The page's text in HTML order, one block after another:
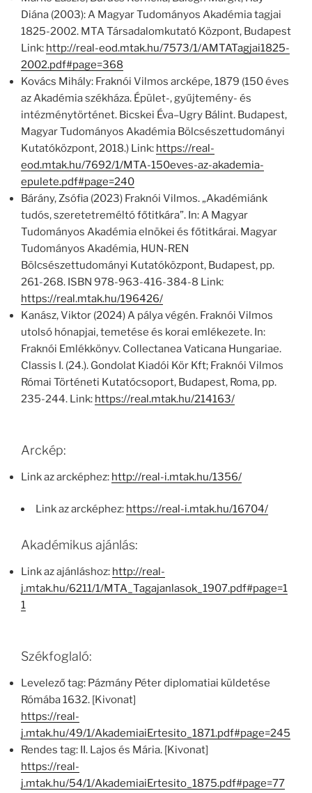
Diána (2003): A Magyar Tudományos Akadémia tagjai
1825-2002. MTA Társadalomkutató Központ, Budapest
Link: http://real-eod.mtak.hu/7573/1/AMTATagjai1825-
2002.pdf#page=368
Kovács Mihály: Fraknói Vilmos arcképe, 1879 (150 éves
az Akadémia székháza. Épület-, gyűjtemény- és
intézménytörténet. Bicskei Éva–Ugry Bálint. Budapest,
Magyar Tudományos Akadémia Bölcsészettudományi
Kutatóközpont, 2018.) Link: https://real-
eod.mtak.hu/7692/1/MTA-150eves-az-akademia-
epulete.pdf#page=240
Bárány, Zsófia (2023) Fraknói Vilmos. „Akadémiánk
tudós, szeretetreméltó főtitkára”. In: A Magyar
Tudományos Akadémia elnökei és főtitkárai. Magyar
Tudományos Akadémia, HUN-REN
Bölcsészettudományi Kutatóközpont, Budapest, pp.
261-268. ISBN 978-963-416-384-8 Link:
https://real.mtak.hu/196426/
Kanász, Viktor (2024) A pálya végén. Fraknói Vilmos
utolsó hónapjai, temetése és korai emlékezete. In:
Fraknói Emlékkönyv. Collectanea Vaticana Hungariae.
Classis I. (24.). Gondolat Kiadói Kör Kft; Fraknói Vilmos
Római Történeti Kutatócsoport, Budapest, Roma, pp.
235-244. Link: https://real.mtak.hu/214163/
Arckép:
Link az arcképhez: http://real-i.mtak.hu/1356/
Link az arcképhez: https://real-i.mtak.hu/16704/
Akadémikus ajánlás:
Link az ajánláshoz: http://real-
j.mtak.hu/6211/1/MTA_Tagajanlasok_1907.pdf#page=1
1
Székfoglaló:
Levelező tag: Pázmány Péter diplomatiai küldetése
Rómába 1632. [Kivonat]
https://real-
j.mtak.hu/49/1/AkademiaiErtesito_1871.pdf#page=245
Rendes tag: II. Lajos és Mária. [Kivonat]
https://real-
j.mtak.hu/54/1/AkademiaiErtesito_1875.pdf#page=77